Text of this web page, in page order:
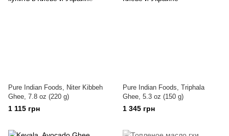
Pure Indian Foods, Niter Kibbeh
Ghee, 7.8 oz (220 g)
1 115 грн
Pure Indian Foods, Triphala
Ghee, 5.3 oz (150 g)
1 345 грн